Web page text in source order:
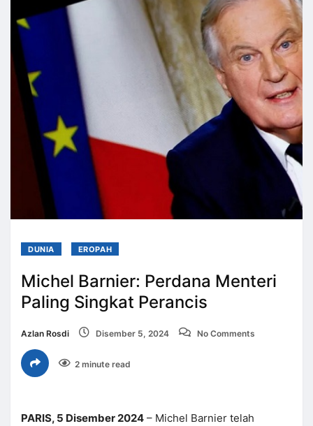
DUNIA EROPAH
Michel Barnier: Perdana Menteri
Paling Singkat Perancis
Azlan Rosdi Disember 5, 2024 No Comments
2 minute read
PARIS, 5 Disember 2024 – Michel Barnier telah